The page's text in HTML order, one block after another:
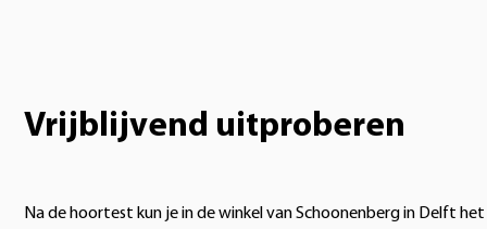
Vrijblijvend uitproberen
Na de hoortest kun je in de winkel van Schoonenberg in Delft het